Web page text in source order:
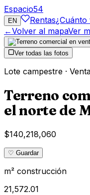
Espacio54
EN Rentas¿Cuánto
←Volver al mapaVer
Ver todas las fotos
Lote campestre ·
Terreno
el norte de
$140,218,060
♡ Guardar
m² construcción
21,572.01